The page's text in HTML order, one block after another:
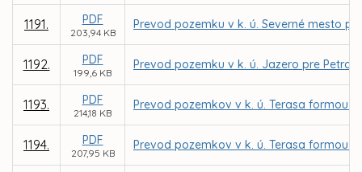
1191. PDF
203,94 KB
Prevod pozemku v k. ú. Severné mesto
1192. PDF
199,6 KB
Prevod pozemku v k. ú. Jazero pre
1193. PDF
214,18 KB
Prevod pozemkov v k. ú. Terasa formou
1194. PDF
207,95 KB
Prevod pozemkov v k. ú. Terasa formou